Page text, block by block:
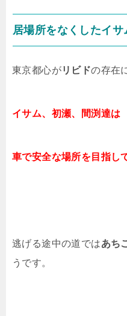
居場所をなくしたイサ
東京都心がリビドの存在
イサム、初瀬、間渕達は
車で安全な場所を目指し
逃げる途中の道ではあち
うです。